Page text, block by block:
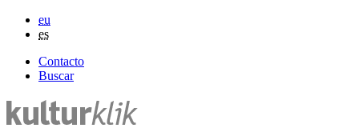
eu
es
Contacto
Buscar